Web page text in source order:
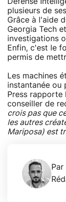
plusieurs de
Grâce à l'aide
Georgia Tech
investigations
Enfin, c'est le
permis de
Les machines
instantanée ou
Press rapporte
conseiller de
crois pas que
les autres
Mariposa) est
Par